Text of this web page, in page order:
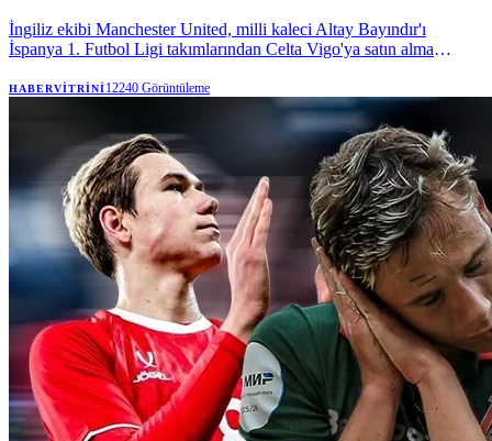
İngiliz ekibi Manchester United, milli kaleci Altay Bayındır'ı
İspanya 1. Futbol Ligi takımlarından Celta Vigo'ya satın alma
HABERVITRINI12240 Görüntüleme